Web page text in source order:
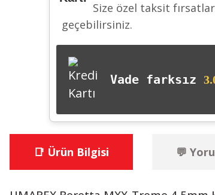
Size özel taksit
geçebilirsiniz.
Vade farksız
📑 Ürün Bilgisi 💬